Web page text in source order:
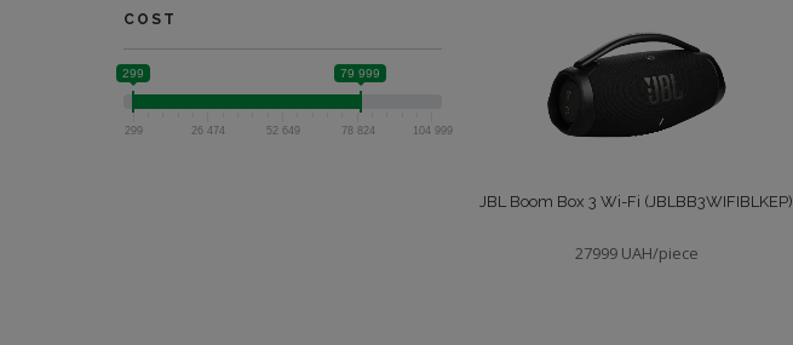
JBL Boom Box 3 Wi-Fi (JBLBB3WIFIBLKEP)
27999 UAH/piece
COST
299 79 999
299 26 474 52 649 78 824 104 999